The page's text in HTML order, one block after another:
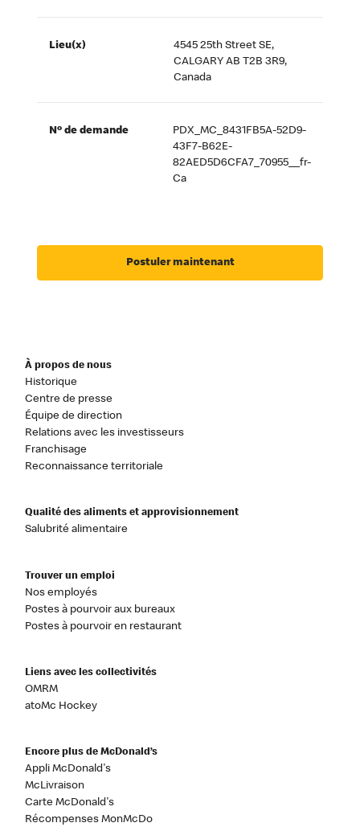
Lieu(x)
4545 25th Street SE,
CALGARY AB T2B 3R9,
Canada
Nº de demande
PDX_MC_8431FB5A-52D9-
43F7-B62E-
82AED5D6CFA7_70955__fr-
Ca
Postuler maintenant
À propos de nous
Historique
Centre de presse
Équipe de direction
Relations avec les investisseurs
Franchisage
Reconnaissance territoriale
Qualité des aliments et approvisionnement
Salubrité alimentaire
Trouver un emploi
Nos employés
Postes à pourvoir aux bureaux
Postes à pourvoir en restaurant
Liens avec les collectivités
OMRM
atoMc Hockey
Encore plus de McDonald’s
Appli McDonald's
McLivraison
Carte McDonald's
Récompenses MonMcDo